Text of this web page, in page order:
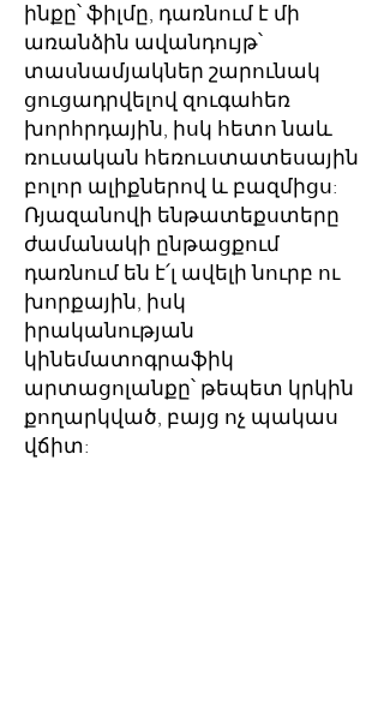
ինքը՝ ֆիլմը, դառնում է մի
առանձին ավանդույթ՝
տասնամյակներ շարունակ
ցուցադրվելով զուգահեռ
խորհրդային, իսկ հետո նաև
ռուսական հեռուստատեսային
բոլոր ալիքներով և բազմիցս:
Ռյազանովի ենթատեքստերը
ժամանակի ընթացքում
դառնում են է՛լ ավելի նուրբ ու
խորքային, իսկ
իրականության
կինեմատոգրաֆիկ
արտացոլանքը՝ թեպետ կրկին
քողարկված, բայց ոչ պակաս
վճիտ: